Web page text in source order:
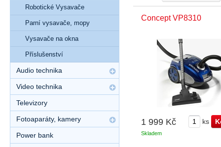
Concept VP8310
1 999 Kč ks
Skladem
Robotické Vysavače
Parní vysavače, mopy
Vysavače na okna
Příslušenství
Audio technika
Video technika
Televizory
Fotoaparáty, kamery
Power bank